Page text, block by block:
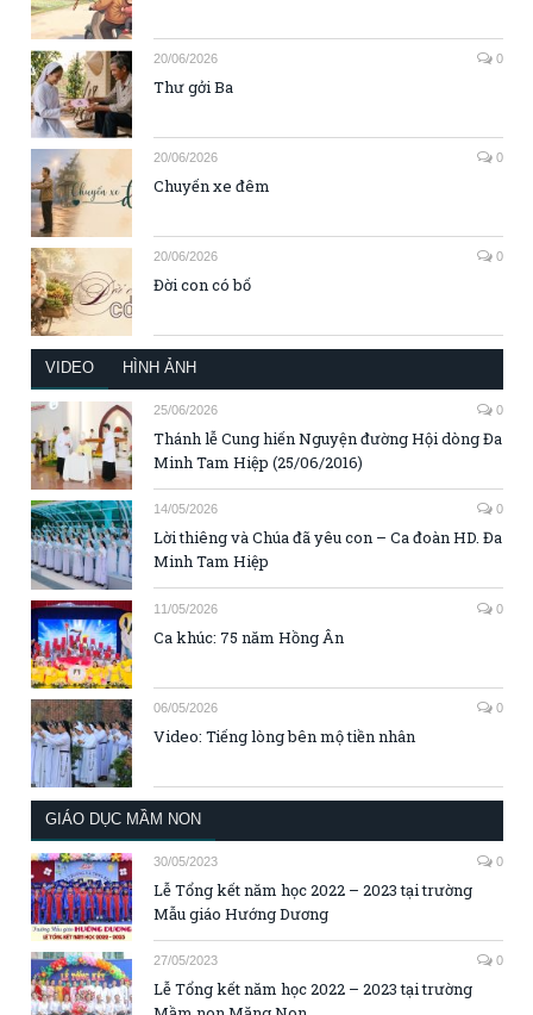
20/06/2026 0
Thư gởi Ba
20/06/2026 0
Chuyến xe đêm
20/06/2026 0
Đời con có bố
VIDEO HÌNH ẢNH
25/06/2026 0
Thánh lễ Cung hiến Nguyện đường Hội dòng Đa
Minh Tam Hiệp (25/06/2016)
14/05/2026 0
Lời thiêng và Chúa đã yêu con – Ca đoàn HD. Đa
Minh Tam Hiệp
11/05/2026 0
Ca khúc: 75 năm Hồng Ân
06/05/2026 0
Video: Tiếng lòng bên mộ tiền nhân
GIÁO DỤC MẦM NON
30/05/2023 0
Lễ Tổng kết năm học 2022 – 2023 tại trường
Mẫu giáo Hướng Dương
27/05/2023 0
Lễ Tổng kết năm học 2022 – 2023 tại trường